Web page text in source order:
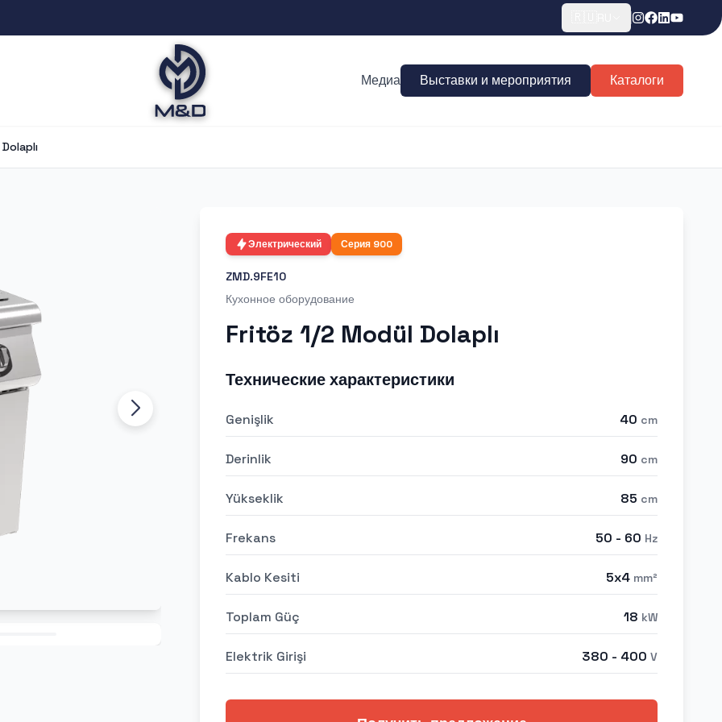
Медиа Выставки и мероприятия Каталоги
Электрический Серия 900
ZMD.9FE10
Кухонное оборудование
Fritöz 1/2 Modül Dolaplı
Технические характеристики
Genişlik 40 cm
Derinlik 90 cm
Yükseklik 85 cm
Frekans 50 - 60 Hz
Kablo Kesiti 5x4 mm²
Toplam Güç 18 kW
Elektrik Girişi 380 - 400 V